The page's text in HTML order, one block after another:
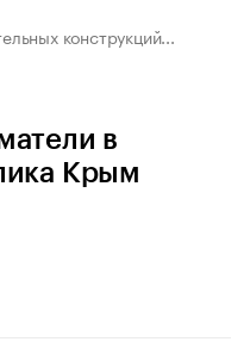
конструкций...
в
Крым